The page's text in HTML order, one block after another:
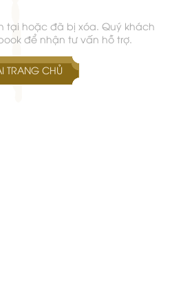
tại hoặc đã bị xóa. Quý khách
để nhận tư vấn hỗ trợ.
TRANG CHỦ